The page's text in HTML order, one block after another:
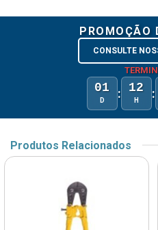
PROMOÇÃO
CONSULTE
01
D : 12
H :
Produtos Relacionados